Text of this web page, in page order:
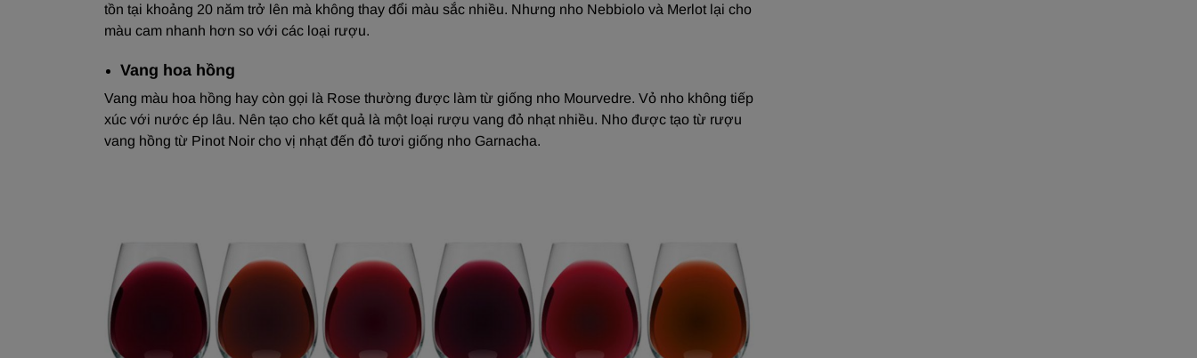
tồn tại khoảng 20 năm trở lên mà không thay đổi màu sắc nhiều. Nhưng nho Nebbiolo và Merlot lại cho
màu cam nhanh hơn so với các loại rượu.
Vang hoa hồng
Vang màu hoa hồng hay còn gọi là Rose thường được làm từ giống nho Mourvedre. Vỏ nho không tiếp
xúc với nước ép lâu. Nên tạo cho kết quả là một loại rượu vang đỏ nhạt nhiều. Nho được tạo từ rượu
vang hồng từ Pinot Noir cho vị nhạt đến đỏ tươi giống nho Garnacha.